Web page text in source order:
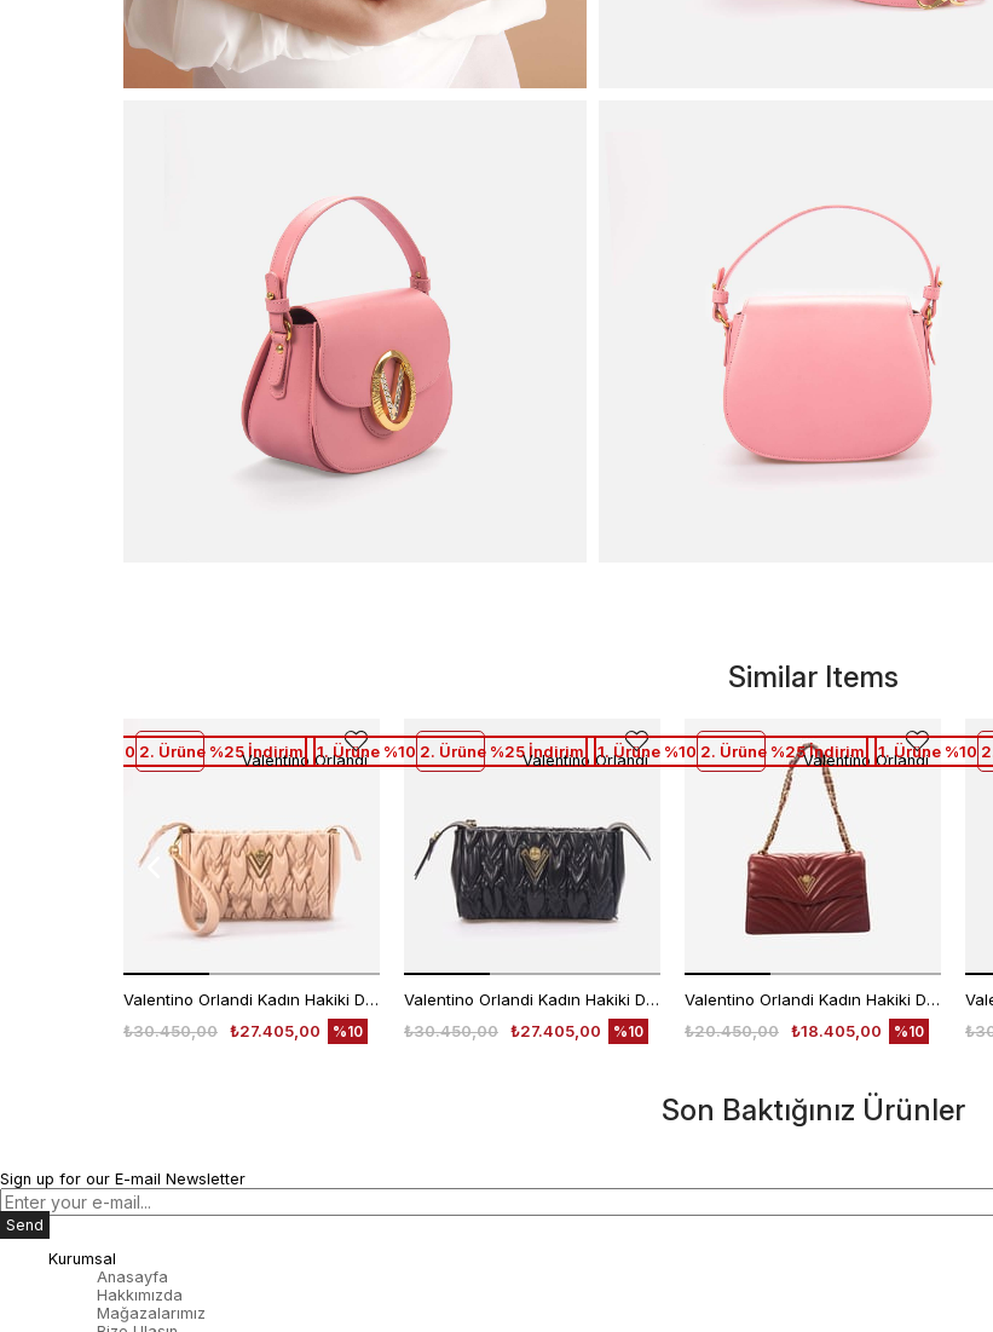
Similar Items
Valentino Orlandi Kadın Hakiki Deri Pudra Omuz Çantası
₺27.405,00
₺30.450,00 %10
1. Ürüne %10 2. Ürüne %25 İndirimValentino Orlandi
Valentino Orlandi Kadın Hakiki Deri Siyah Omuz Çantası
₺27.405,00
₺30.450,00 %10
1. Ürüne %10 2. Ürüne %25 İndirimValentino Orlandi
Valentino Orlandi Kadın Hakiki Deri Bordo Omuz Çantası
₺18.405,00
₺20.450,00 %10
1. Ürüne %10 2. Ürüne %25 İndirimValentino Orlandi1. Ürüne %10
Son Baktığınız Ürünler
Sign up for our E-mail Newsletter
Send
Kurumsal
Anasayfa
Hakkımızda
Mağazalarımız